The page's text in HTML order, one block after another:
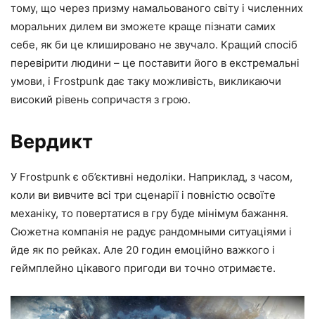
тому, що через призму намальованого світу і численних
моральних дилем ви зможете краще пізнати самих
себе, як би це клишировано не звучало. Кращий спосіб
перевірити людини – це поставити його в екстремальні
умови, і Frostpunk дає таку можливість, викликаючи
високий рівень сопричастя з грою.
Вердикт
У Frostpunk є об’єктивні недоліки. Наприклад, з часом,
коли ви вивчите всі три сценарії і повністю освоїте
механіку, то повертатися в гру буде мінімум бажання.
Сюжетна компанія не радує рандомными ситуаціями і
йде як по рейках. Але 20 годин емоційно важкого і
геймплейно цікавого пригоди ви точно отримаєте.